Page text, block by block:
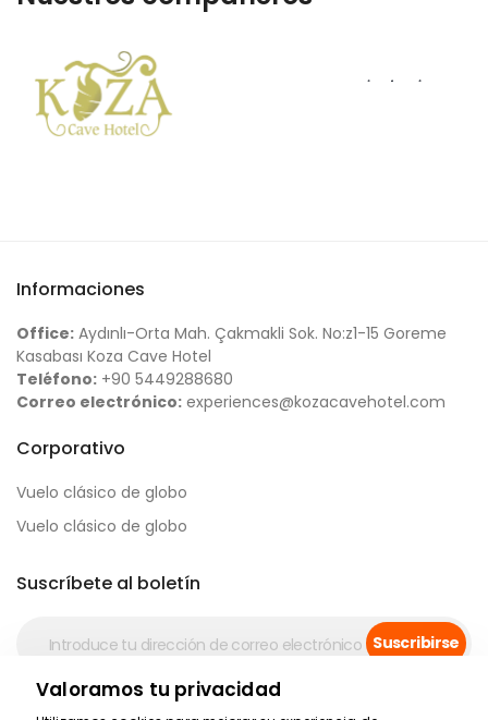
Informaciones
Office: Aydınlı-Orta Mah. Çakmakli Sok. No:z1-15 Goreme
Kasabası Koza Cave Hotel
Teléfono: +90 5449288680
Correo electrónico: experiences@kozacavehotel.com
Corporativo
Vuelo clásico de globo
Vuelo clásico de globo
Suscríbete al boletín
Suscribirse
Valoramos tu privacidad